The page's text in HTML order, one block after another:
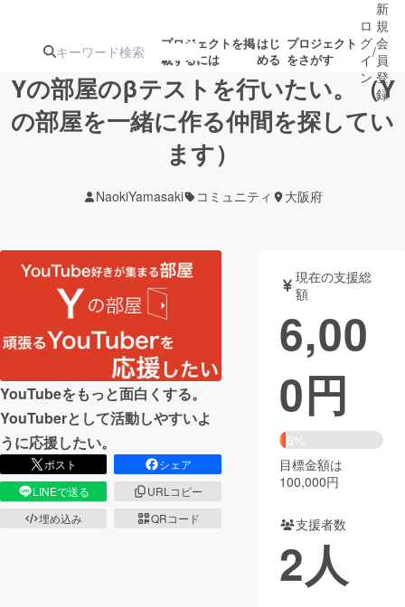
プロジェクトを掲
載するには
はじ
める
プロジェクト
をさがす
注目の新着プロ 募集終了が近いプ
ロジェクト
テクノロジー・ガジェット
映像・映画 書籍・雑誌
ビジネス・起業 チャレンジ
まちづくり・地域活性化
CAMPFIRE for Social Good
CAMPFIRE Creation
CAMPFIREふるさと納税
コミュニティ
ロ
グ
イ
ン
/
新
規
会
員
登
録
Yの部屋のβテストを行いたい。（Y
の部屋を一緒に作る仲間を探してい
ます）
NaokiYamasaki コミュニティ 大阪府
YouTubeをもっと面白くする。
YouTuberとして活動しやすいよ
うに応援したい。
ポスト
シェア
LINEで送る
URLコピー
埋め込み
QRコード
現在の支援総
額
6,00
0円
6%
目標金額は
100,000円
支援者数
2人